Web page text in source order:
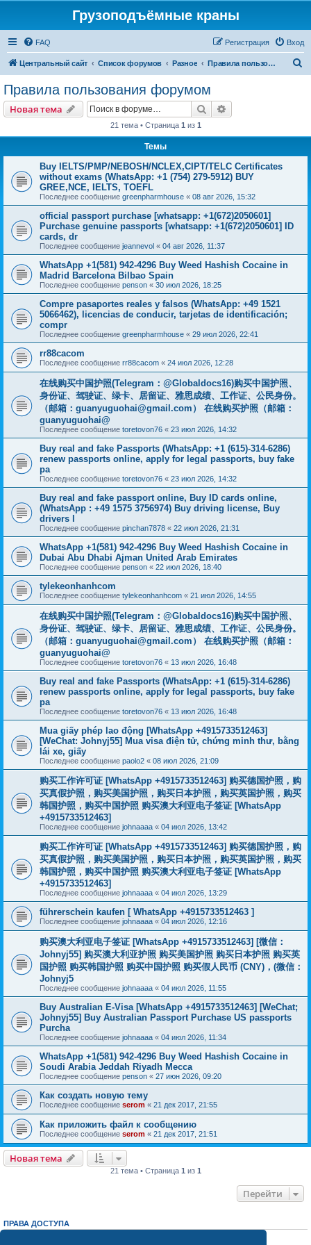
Грузоподъёмные краны
FAQ Вход
Регистрация
Центральный сайт Список форумов Разное Правила пользования форумом
Правила пользования форумом
Новая тема Поиск
21 тема • Страница 1 из 1
Темы
Buy IELTS/PMP/NEBOSH/NCLEX,CIPT/TELC Certificates
without exams (WhatsApp: +1 (754) 279-5912) BUY
GREE,NCE, IELTS, TOEFL
Последнее сообщение greenpharmhouse « 08 авг 2026, 15:32
official passport purchase [whatsapp: +1(672)2050601]
Purchase genuine passports [whatsapp: +1(672)2050601] ID
cards, dr
Последнее сообщение jeannevol « 04 авг 2026, 11:37
WhatsApp +1(581) 942-4296 Buy Weed Hashish Cocaine in
Madrid Barcelona Bilbao Spain
Последнее сообщение penson « 30 июл 2026, 18:25
Compre pasaportes reales y falsos (WhatsApp: +49 1521
5066462), licencias de conducir, tarjetas de identificación;
compr
Последнее сообщение greenpharmhouse « 29 июл 2026, 22:41
rr88cacom
Последнее сообщение rr88cacom « 24 июл 2026, 12:28
在线购买中国护照(Telegram：@Globaldocs16)购买中国护照、
身份证、驾驶证、绿卡、居留证、雅思成绩、工作证、公民身份。
（邮箱： guanyuguohai@gmail.com ） 在线购买护照（邮箱：
guanyuguohai@
Последнее сообщение toretovon76 « 23 июл 2026, 14:32
Buy real and fake Passports (WhatsApp: +1 (615)-314-6286)
renew passports online, apply for legal passports, buy fake
pa
Последнее сообщение toretovon76 « 23 июл 2026, 14:32
Buy real and fake passport online, Buy ID cards online,
(WhatsApp : +49 1575 3756974) Buy driving license, Buy
drivers l
Последнее сообщение pinchan7878 « 22 июл 2026, 21:31
WhatsApp +1(581) 942-4296 Buy Weed Hashish Cocaine in
Dubai Abu Dhabi Ajman United Arab Emirates
Последнее сообщение penson « 22 июл 2026, 18:40
tylekeonhanhcom
Последнее сообщение tylekeonhanhcom « 21 июл 2026, 14:55
在线购买中国护照(Telegram：@Globaldocs16)购买中国护照、
身份证、驾驶证、绿卡、居留证、雅思成绩、工作证、公民身份。
（邮箱： guanyuguohai@gmail.com ） 在线购买护照（邮箱：
guanyuguohai@
Последнее сообщение toretovon76 « 13 июл 2026, 16:48
Buy real and fake Passports (WhatsApp: +1 (615)-314-6286)
renew passports online, apply for legal passports, buy fake
pa
Последнее сообщение toretovon76 « 13 июл 2026, 16:48
Mua giấy phép lao động [WhatsApp +4915733512463]
[WeChat: Johnyj55] Mua visa điện tử, chứng minh thư, bằng
lái xe, giấy
Последнее сообщение paolo2 « 08 июл 2026, 21:09
购买工作许可证 [WhatsApp +4915733512463] 购买德国护照，购
买真假护照，购买美国护照，购买日本护照，购买英国护照，购买
韩国护照，购买中国护照 购买澳大利亚电子签证 [WhatsApp
+4915733512463]
Последнее сообщение johnaaaa « 04 июл 2026, 13:42
购买工作许可证 [WhatsApp +4915733512463] 购买德国护照，购
买真假护照，购买美国护照，购买日本护照，购买英国护照，购买
韩国护照，购买中国护照 购买澳大利亚电子签证 [WhatsApp
+4915733512463]
Последнее сообщение johnaaaa « 04 июл 2026, 13:29
führerschein kaufen [ WhatsApp +4915733512463 ]
Последнее сообщение johnaaaa « 04 июл 2026, 12:16
购买澳大利亚电子签证 [WhatsApp +4915733512463] [微信：
Johnyj55] 购买澳大利亚护照 购买美国护照 购买日本护照 购买英
国护照 购买韩国护照 购买中国护照 购买假人民币 (CNY)，(微信：
Johnyj5
Последнее сообщение johnaaaa « 04 июл 2026, 11:55
Buy Australian E-Visa [WhatsApp +4915733512463] [WeChat;
Johnyj55] Buy Australian Passport Purchase US passports
Purcha
Последнее сообщение johnaaaa « 04 июл 2026, 11:34
WhatsApp +1(581) 942-4296 Buy Weed Hashish Cocaine in
Soudi Arabia Jeddah Riyadh Mecca
Последнее сообщение penson « 27 июн 2026, 09:20
Как создать новую тему
Последнее сообщение serom « 21 дек 2017, 21:55
Как приложить файл к сообщению
Последнее сообщение serom « 21 дек 2017, 21:51
Новая тема
21 тема • Страница 1 из 1
Перейти
ПРАВА ДОСТУПА